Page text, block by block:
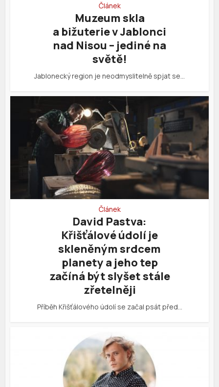
Článek
Muzeum skla
a bižuterie v Jablonci
nad Nisou – jediné na
světě!
Jablonecký region je neodmyslitelně spjat se…
Článek
David Pastva:
Křišťálové údolí je
skleněným srdcem
planety a jeho tep
začíná být slyšet stále
zřetelněji
Příběh Křišťálového údolí se začal psát před…